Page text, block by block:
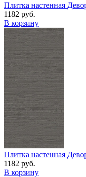
Плитка настенная
1182 руб.
В корзину
Плитка настенная
1182 руб.
В корзину